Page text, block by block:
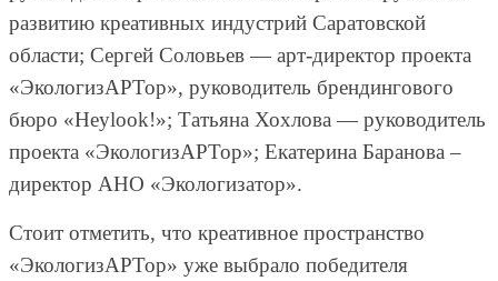
развитию креативных индустрий Саратовской
области; Сергей Соловьев — арт-директор проекта
«ЭкологизАРТор», руководитель брендингового
бюро «Heylook!»; Татьяна Хохлова — руководитель
проекта «ЭкологизАРТор»; Екатерина Баранова –
директор АНО «Экологизатор».
Стоит отметить, что креативное пространство
«ЭкологизАРТор» уже выбрало победителя